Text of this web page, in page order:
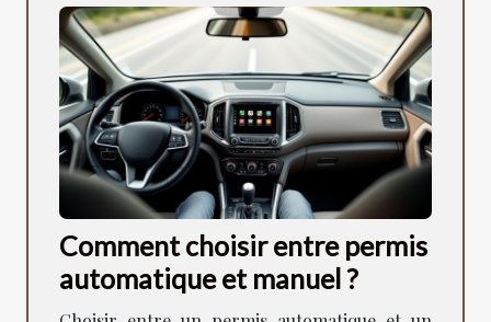
Comment choisir entre permis
automatique et manuel ?